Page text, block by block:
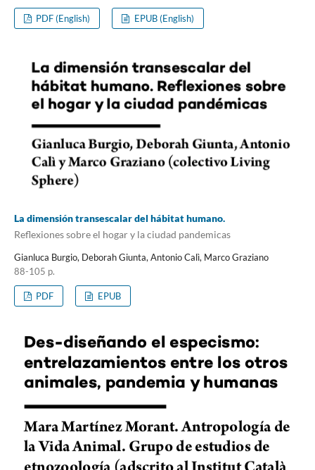
PDF (English) EPUB (English)
La dimensión transescalar del hábitat humano.
Reflexiones sobre el hogar y la ciudad pandemicas
Gianluca Burgio, Deborah Giunta, Antonio Calì, Marco Graziano
88-105 p.
PDF EPUB